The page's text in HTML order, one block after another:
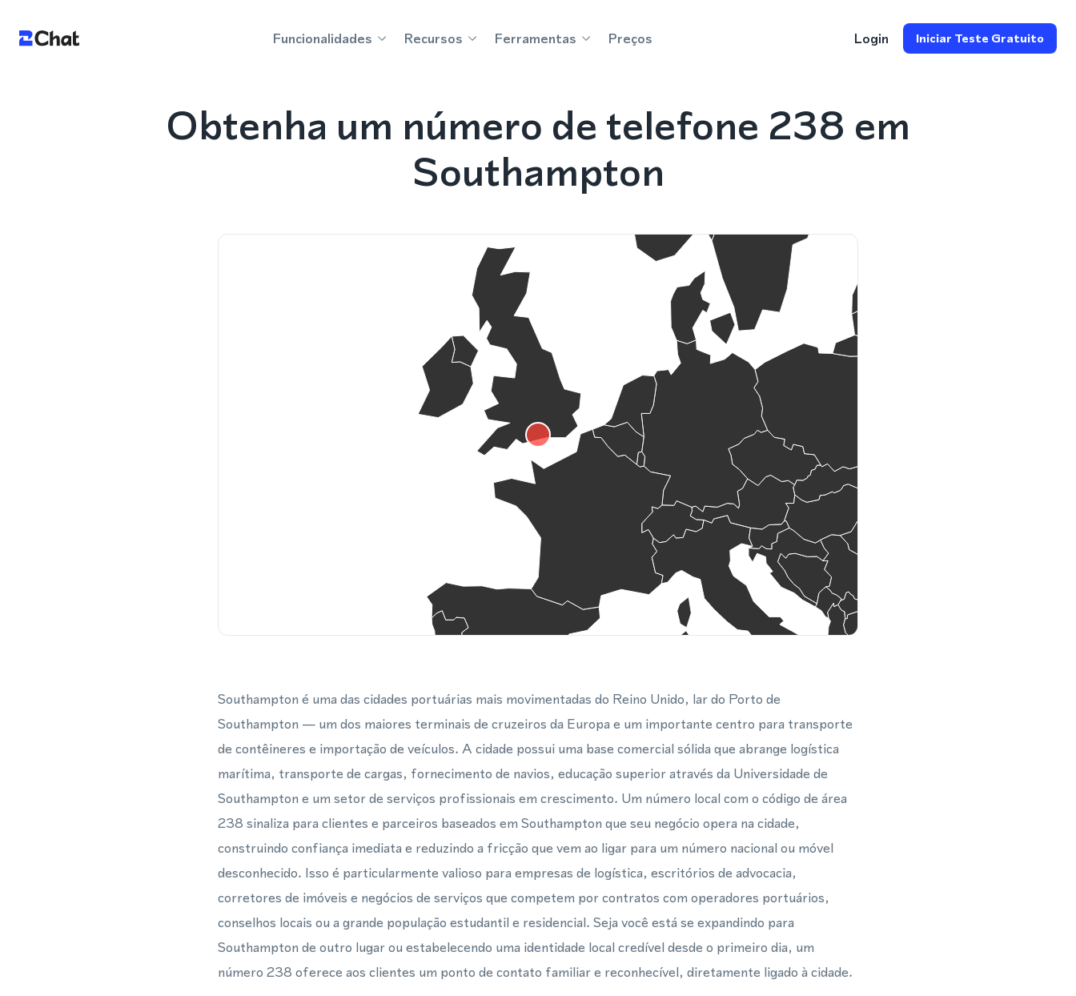
Funcionalidades Recursos Ferramentas Preços Login Iniciar Teste Gratuito
Obtenha um número de telefone 238 em
Southampton
Southampton é uma das cidades portuárias mais movimentadas do Reino Unido, lar do Porto de
Southampton — um dos maiores terminais de cruzeiros da Europa e um importante centro para transporte
de contêineres e importação de veículos. A cidade possui uma base comercial sólida que abrange logística
marítima, transporte de cargas, fornecimento de navios, educação superior através da Universidade de
Southampton e um setor de serviços profissionais em crescimento. Um número local com o código de área
238 sinaliza para clientes e parceiros baseados em Southampton que seu negócio opera na cidade,
construindo confiança imediata e reduzindo a fricção que vem ao ligar para um número nacional ou móvel
desconhecido. Isso é particularmente valioso para empresas de logística, escritórios de advocacia,
corretores de imóveis e negócios de serviços que competem por contratos com operadores portuários,
conselhos locais ou a grande população estudantil e residencial. Seja você está se expandindo para
Southampton de outro lugar ou estabelecendo uma identidade local credível desde o primeiro dia, um
número 238 oferece aos clientes um ponto de contato familiar e reconhecível, diretamente ligado à cidade.